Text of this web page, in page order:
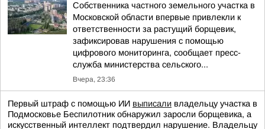
Собственника частного земельного участка в
Московской области впервые привлекли к
ответственности за растущий борщевик,
зафиксировав нарушения с помощью
цифрового мониторинга, сообщает пресс-
служба министерства сельского...
Вчера, 23:36
Первый штраф с помощью ИИ выписали владельцу участка в
Подмосковье Беспилотник обнаружил заросли борщевика, а
искусственный интеллект подтвердил нарушение. Владельцу